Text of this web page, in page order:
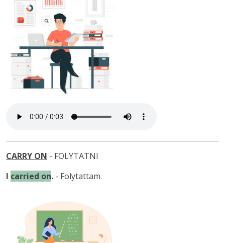
CARRY ON - FOLYTATNI
I carried on. - Folytattam.